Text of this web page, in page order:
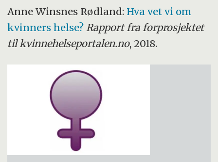
Fibromyalgi, endometriose
Angst og depresjon
Myalgisk encefalopati (ME)
Anne Winsnes Rødland: Hva vet vi om
kvinners helse? Rapport fra forprosjektet
til kvinnehelseportalen.no, 2018.